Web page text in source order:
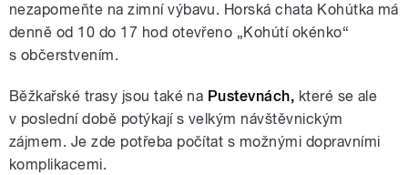
nezapomeňte na zimní výbavu. Horská chata Kohútka má
denně od 10 do 17 hod otevřeno „Kohútí okénko“
s občerstvením.
Běžkařské trasy jsou také na Pustevnách, které se ale
v poslední době potýkají s velkým návštěvnickým
zájmem. Je zde potřeba počítat s možnými dopravními
komplikacemi.